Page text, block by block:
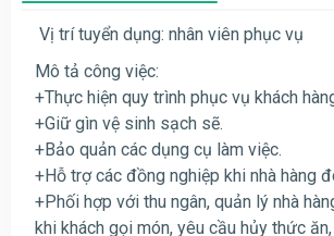
Vị trí tuyển dụng: nhân viên phục vụ
Mô tả công việc:
+Thực hiện quy trình phục vụ khách
+Giữ gìn vệ sinh sạch sẽ.
+Bảo quản các dụng cụ làm việc.
+Hỗ trợ các đồng nghiệp khi nhà hàng
+Phối hợp với thu ngân, quản lý nhà
khi khách gọi món, yêu cầu hủy thức